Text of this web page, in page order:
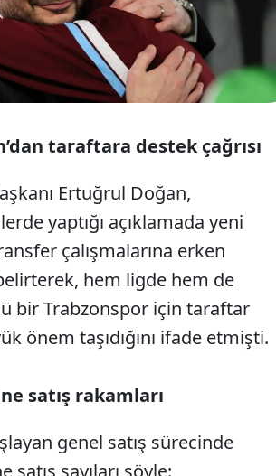
taraftara destek çağrısı
Ertuğrul Doğan,
yaptığı açıklamada yeni
çalışmalarına erken
hem ligde hem de
bir Trabzonspor için taraftar
önem taşıdığını ifade etmişti.
satış rakamları
genel satış sürecinde